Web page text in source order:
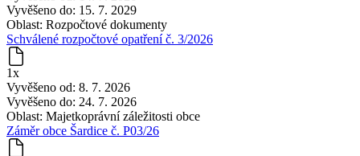
Vyvěšeno do: 15. 7. 2029
Oblast: Rozpočtové dokumenty
Schválené rozpočtové opatření č. 3/2026
1x
Vyvěšeno od: 8. 7. 2026
Vyvěšeno do: 24. 7. 2026
Oblast: Majetkoprávní záležitosti obce
Záměr obce Šardice č. P03/26